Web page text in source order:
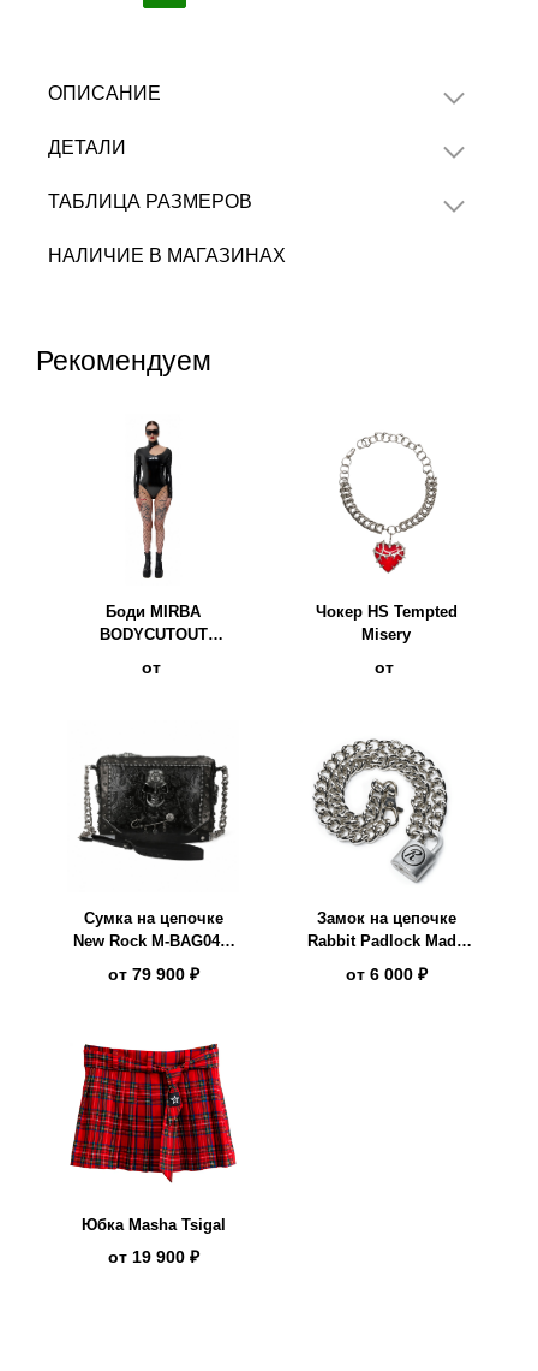
ОПИСАНИЕ
ДЕТАЛИ
ТАБЛИЦА РАЗМЕРОВ
НАЛИЧИЕ В МАГАЗИНАХ
Рекомендуем
Боди MIRBA
BODYCUTOUT
от
Чокер HS Tempted
Misery
от
Сумка на цепочке
New Rock M-BAG049-
от 79 900 ₽
Замок на цепочке
Rabbit Padlock Made
от 6 000 ₽
Юбка Masha Tsigal
от 19 900 ₽